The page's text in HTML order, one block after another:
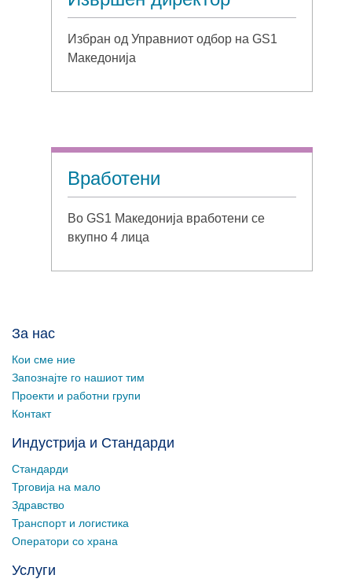
Избран од Управниот одбор на GS1
Македонија
Вработени
Во GS1 Македонија вработени се
вкупно 4 лица
За нас
Кои сме ние
Запознајте го нашиот тим
Проекти и работни групи
Контакт
Индустрија и Стандарди
Стандарди
Трговија на мало
Здравство
Транспорт и логистика
Оператори со храна
Услуги